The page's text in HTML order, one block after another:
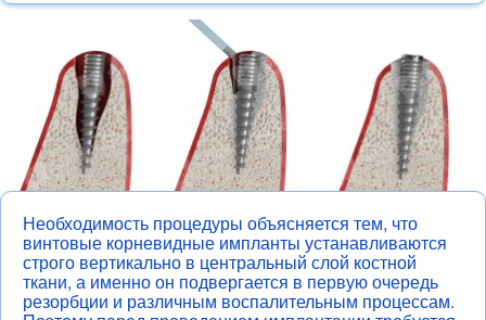
Необходимость процедуры объясняется тем, что
винтовые корневидные импланты устанавливаются
строго вертикально в центральный слой костной
ткани, а именно он подвергается в первую очередь
резорбции и различным воспалительным процессам.